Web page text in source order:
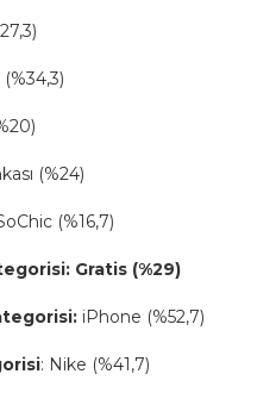
(%24)
(%16,7)
Gratis (%29)
iPhone (%52,7)
: Nike (%41,7)